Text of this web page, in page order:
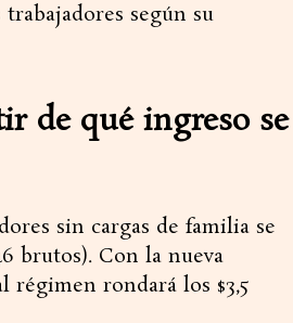
según su
de qué ingreso se
sin cargas de familia se
brutos). Con la nueva
rondará los $3,5